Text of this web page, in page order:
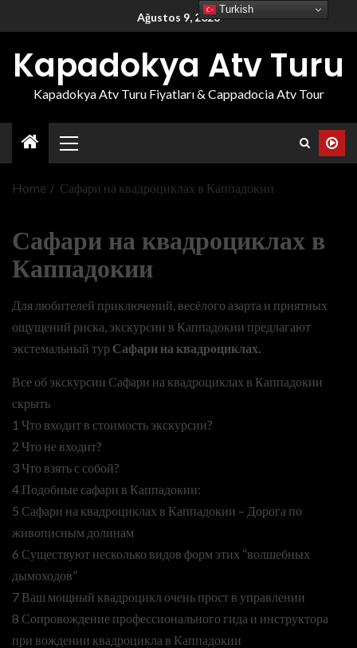
Ağustos 9, 2026
Kapadokya Atv Turu
Kapadokya Atv Turu Fiyatları & Cappadocia Atv Tour
Home Сафари на квадроциклах в Каппадокии
Сафари на квадроциклах в
Каппадокии
Для любителей приключений, весёлого азарта и приятных
ощущений риска, экскурсии в Каппадокии предлагают
экстемальный тур Сафари на квадроциклах.
Все об экскурсии Сафари на квадроциклах в Каппадокии
скрыть
1 Что входит в стоимость экскурсии?
2 Что не входит?
3 Что взять с собой?
4 Подобные сафари в Каппадокии:
5 Сафари на квадроциклах в Каппадокии – Дорога по
живописным долинам
6 Существуют несколько видов форм этих “волшебных
дымоходов”
7 Ваш мощный квадроцикл очень прост в управлении
8 Сопровождение профессионального гида и инструктора
при вождении квадроцикла в Каппадокии
Turkish